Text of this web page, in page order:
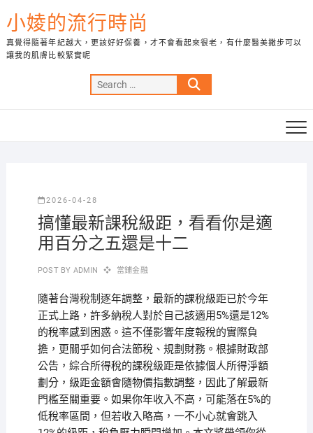
to
content
小婈的流行時尚
真覺得隨著年紀越大，更該好好保養，才不會看起來很老，有什麼醫美撇步可以
讓我的肌膚比較緊實呢
Search
…
2026-04-28
搞懂最新課稅級距，看看你是適
用百分之五還是十二
POST BY ADMIN 當鋪金融
隨著台灣稅制逐年調整，最新的課稅級距已於今年
正式上路，許多納稅人對於自己該適用5%還是12%
的稅率感到困惑。這不僅影響年度報稅的實際負
擔，更關乎如何合法節稅、規劃財務。根據財政部
公告，綜合所得稅的課稅級距是依據個人所得淨額
劃分，級距金額會隨物價指數調整，因此了解最新
門檻至關重要。如果你年收入不高，可能落在5%的
低稅率區間，但若收入略高，一不小心就會跳入